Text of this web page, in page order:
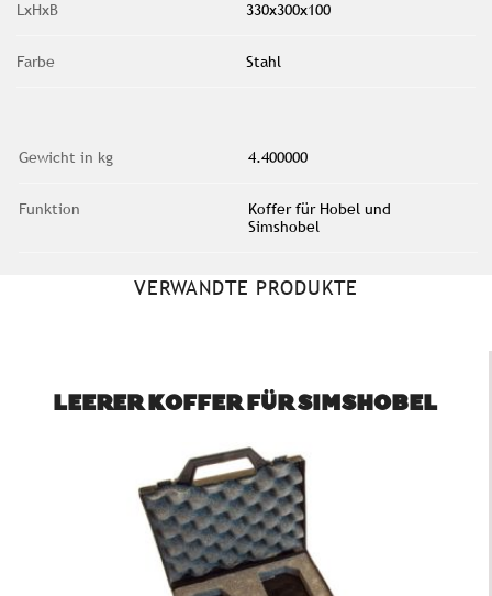
LxHxB 330x300x100
Farbe Stahl
Gewicht in kg 4.400000
Funktion
Koffer für Hobel und
Simshobel
VERWANDTE PRODUKTE
LEERER KOFFER FÜR SIMSHOBEL